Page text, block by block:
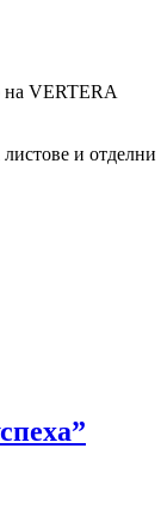
на VERTERA
и отделни